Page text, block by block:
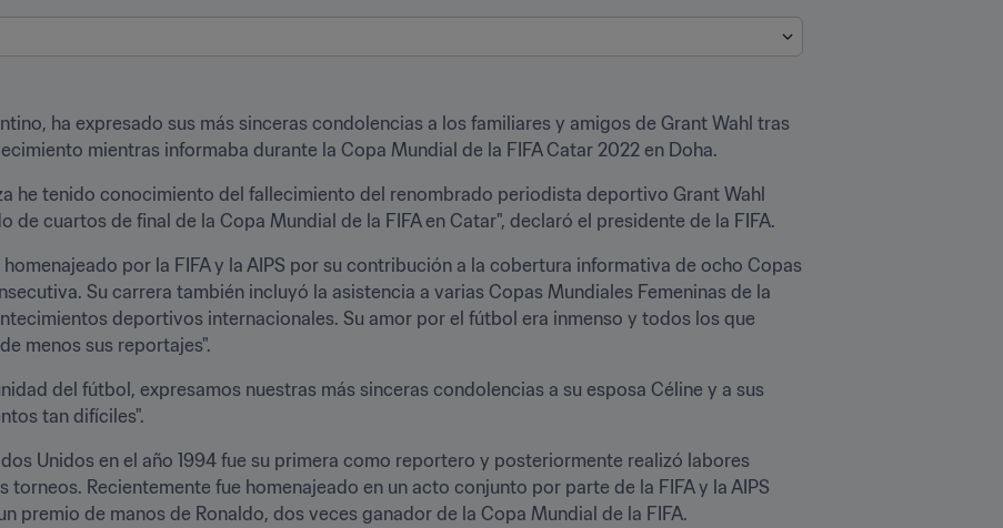
ha expresado sus más sinceras condolencias a los familiares y amigos de Grant Wahl tras
mientras informaba durante la Copa Mundial de la FIFA Catar 2022 en Doha.
he tenido conocimiento del fallecimiento del renombrado periodista deportivo Grant Wahl
de cuartos de final de la Copa Mundial de la FIFA en Catar", declaró el presidente de la FIFA.
por la FIFA y la AIPS por su contribución a la cobertura informativa de ocho Copas
Su carrera también incluyó la asistencia a varias Copas Mundiales Femeninas de la
deportivos internacionales. Su amor por el fútbol era inmenso y todos los que
menos sus reportajes".
del fútbol, expresamos nuestras más sinceras condolencias a su esposa Céline y a sus
tan difíciles".
Unidos en el año 1994 fue su primera como reportero y posteriormente realizó labores
Recientemente fue homenajeado en un acto conjunto por parte de la FIFA y la AIPS
premio de manos de Ronaldo, dos veces ganador de la Copa Mundial de la FIFA.